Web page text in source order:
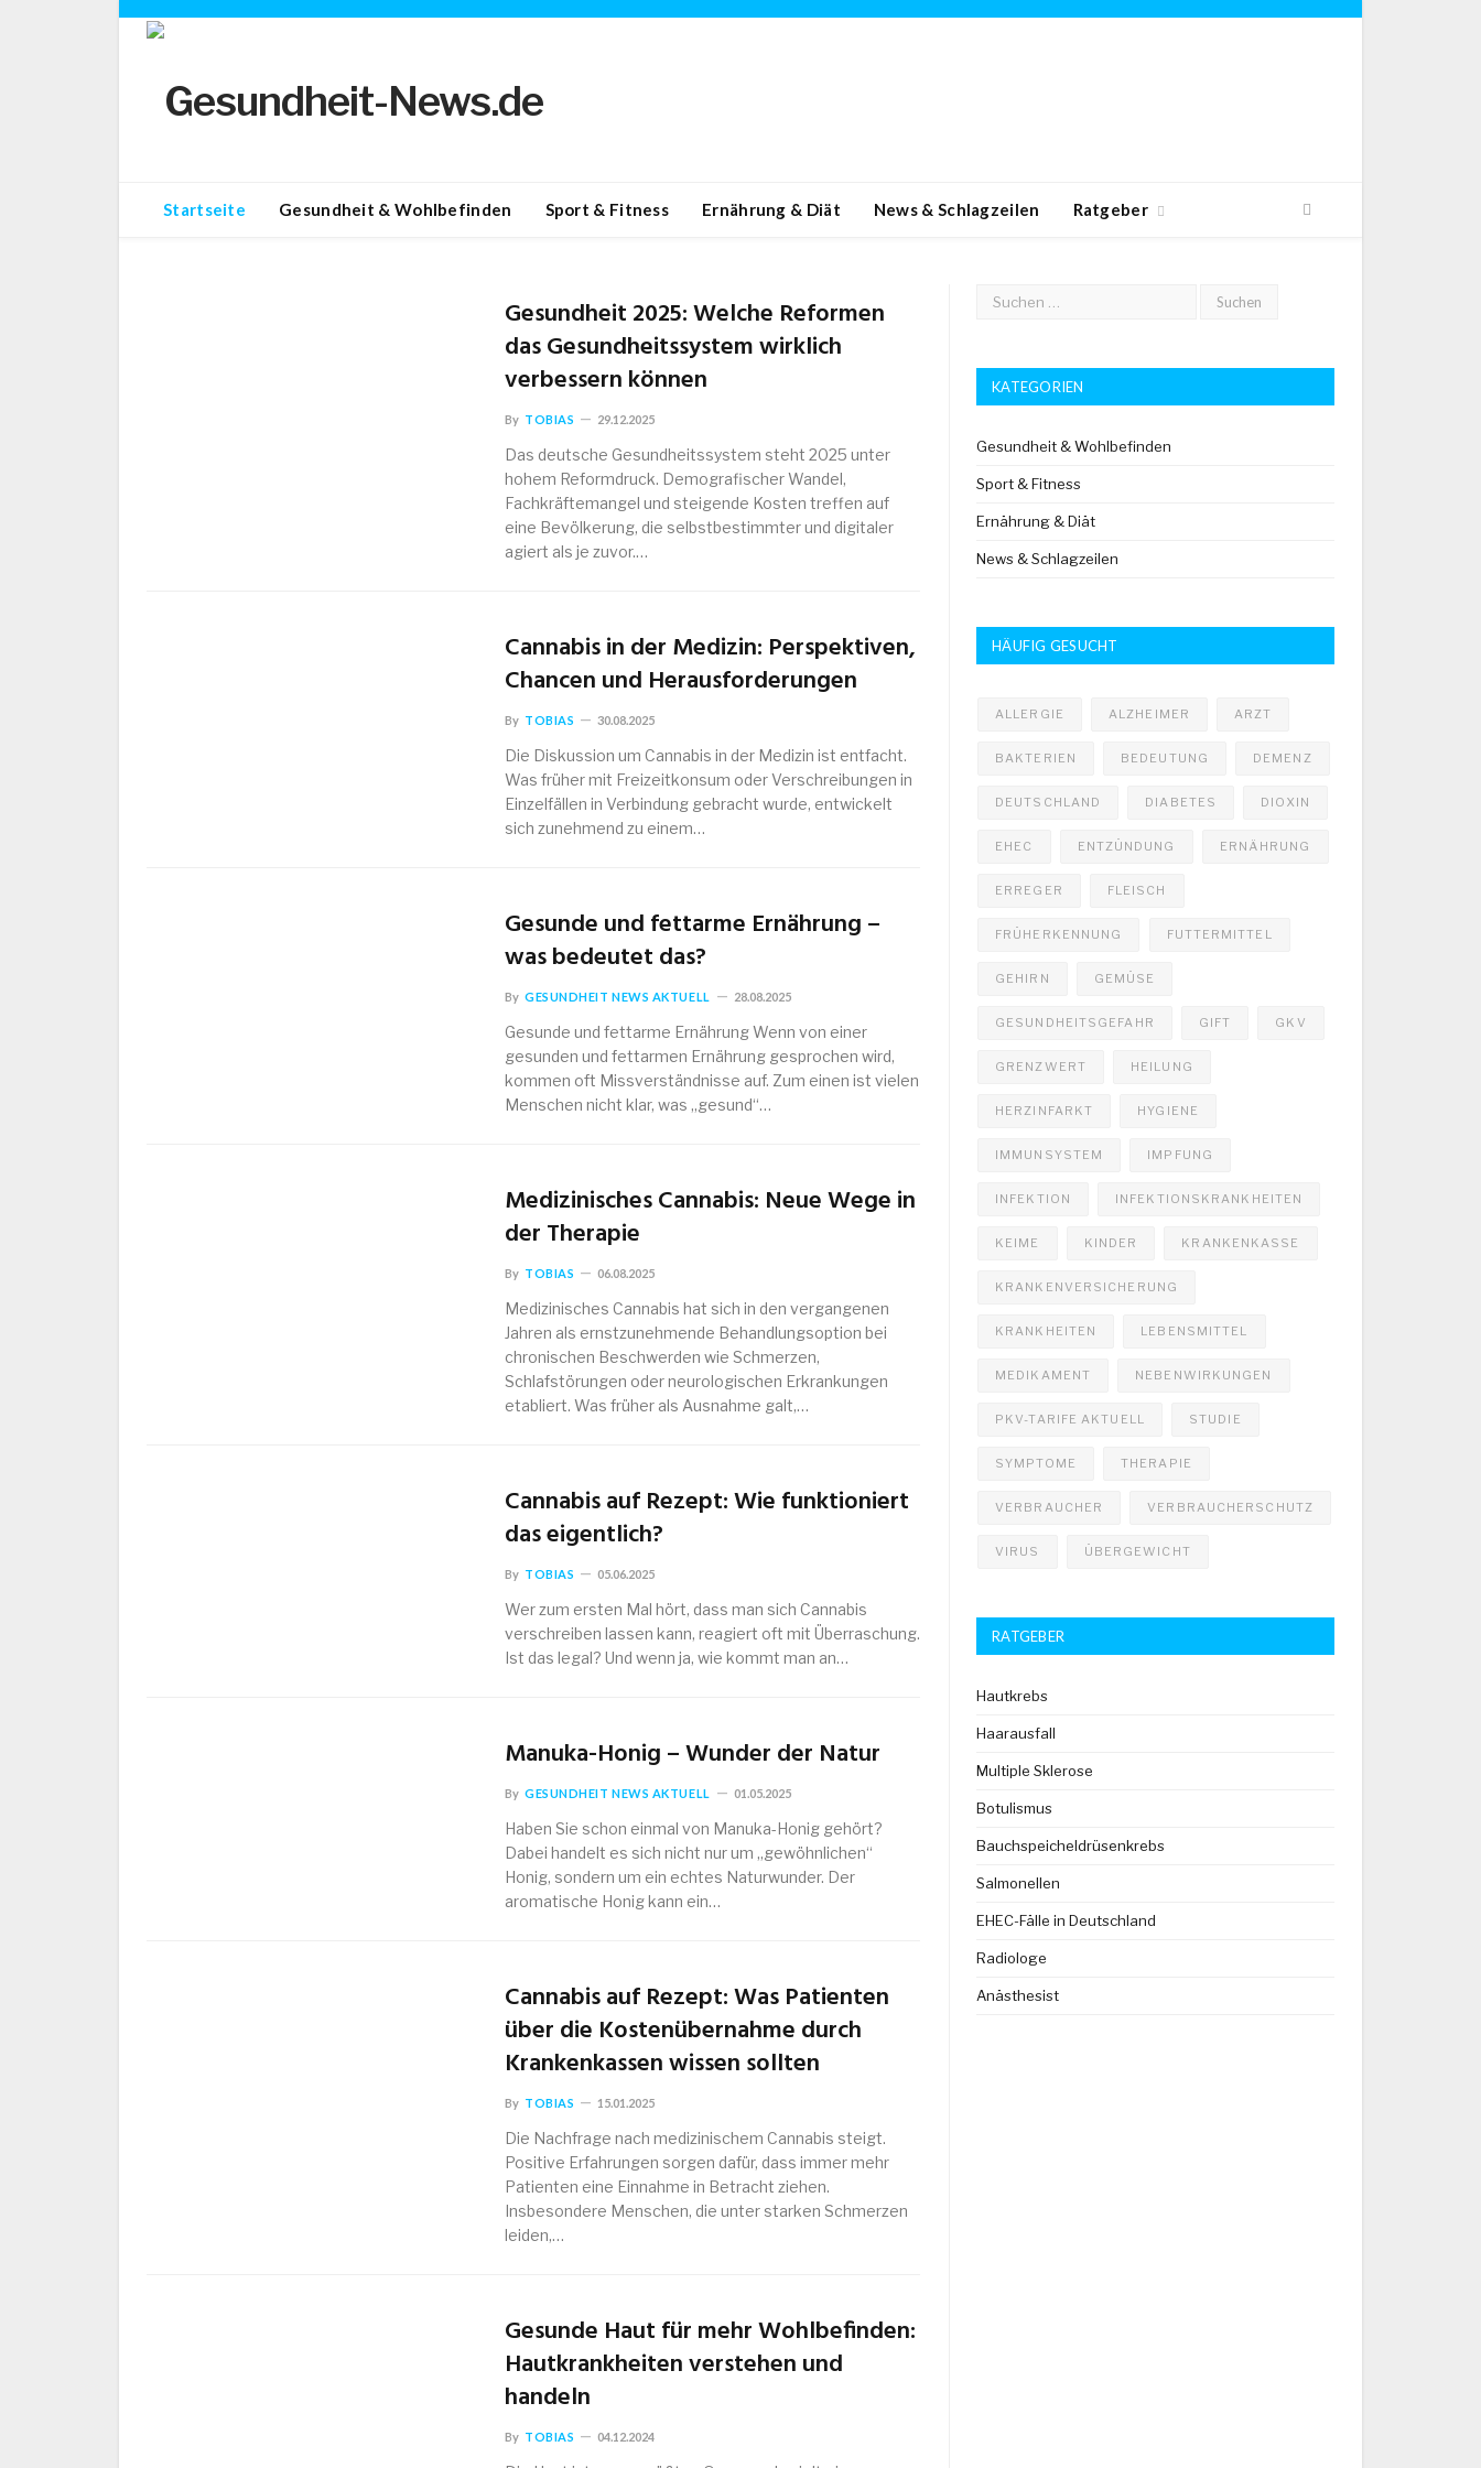
Startseite Gesundheit & Wohlbefinden Sport & Fitness Ernährung & Diät News & Schlagzeilen Ratgeber
Gesundheit 2025: Welche Reformen
das Gesundheitssystem wirklich
verbessern können
By TOBIAS 29.12.2025
Das deutsche Gesundheitssystem steht 2025 unter
hohem Reformdruck. Demografischer Wandel,
Fachkräftemangel und steigende Kosten treffen auf
eine Bevölkerung, die selbstbestimmter und digitaler
agiert als je zuvor.…
Cannabis in der Medizin: Perspektiven,
Chancen und Herausforderungen
By TOBIAS 30.08.2025
Die Diskussion um Cannabis in der Medizin ist entfacht.
Was früher mit Freizeitkonsum oder Verschreibungen in
Einzelfällen in Verbindung gebracht wurde, entwickelt
sich zunehmend zu einem…
Gesunde und fettarme Ernährung –
was bedeutet das?
By GESUNDHEIT NEWS AKTUELL 28.08.2025
Gesunde und fettarme Ernährung Wenn von einer
gesunden und fettarmen Ernährung gesprochen wird,
kommen oft Missverständnisse auf. Zum einen ist vielen
Menschen nicht klar, was „gesund“…
Medizinisches Cannabis: Neue Wege in
der Therapie
By TOBIAS 06.08.2025
Medizinisches Cannabis hat sich in den vergangenen
Jahren als ernstzunehmende Behandlungsoption bei
chronischen Beschwerden wie Schmerzen,
Schlafstörungen oder neurologischen Erkrankungen
etabliert. Was früher als Ausnahme galt,…
Cannabis auf Rezept: Wie funktioniert
das eigentlich?
By TOBIAS 05.06.2025
Wer zum ersten Mal hört, dass man sich Cannabis
verschreiben lassen kann, reagiert oft mit Überraschung.
Ist das legal? Und wenn ja, wie kommt man an…
Manuka-Honig – Wunder der Natur
By GESUNDHEIT NEWS AKTUELL 01.05.2025
Haben Sie schon einmal von Manuka-Honig gehört?
Dabei handelt es sich nicht nur um „gewöhnlichen“
Honig, sondern um ein echtes Naturwunder. Der
aromatische Honig kann ein…
Cannabis auf Rezept: Was Patienten
über die Kostenübernahme durch
Krankenkassen wissen sollten
By TOBIAS 15.01.2025
Die Nachfrage nach medizinischem Cannabis steigt.
Positive Erfahrungen sorgen dafür, dass immer mehr
Patienten eine Einnahme in Betracht ziehen.
Insbesondere Menschen, die unter starken Schmerzen
leiden,…
Gesunde Haut für mehr Wohlbefinden:
Hautkrankheiten verstehen und
handeln
By TOBIAS 04.12.2024
KATEGORIEN
Gesundheit & Wohlbefinden
Sport & Fitness
Ernährung & Diät
News & Schlagzeilen
HÄUFIG GESUCHT
ALLERGIE ALZHEIMER ARZT
BAKTERIEN BEDEUTUNG DEMENZ
DEUTSCHLAND DIABETES DIOXIN
EHEC ENTZÜNDUNG ERNÄHRUNG
ERREGER FLEISCH
FRÜHERKENNUNG FUTTERMITTEL
GEHIRN GEMÜSE
GESUNDHEITSGEFAHR GIFT GKV
GRENZWERT HEILUNG
HERZINFARKT HYGIENE
IMMUNSYSTEM IMPFUNG
INFEKTION INFEKTIONSKRANKHEITEN
KEIME KINDER KRANKENKASSE
KRANKENVERSICHERUNG
KRANKHEITEN LEBENSMITTEL
MEDIKAMENT NEBENWIRKUNGEN
PKV-TARIFE AKTUELL STUDIE
SYMPTOME THERAPIE
VERBRAUCHER VERBRAUCHERSCHUTZ
VIRUS ÜBERGEWICHT
RATGEBER
Hautkrebs
Haarausfall
Multiple Sklerose
Botulismus
Bauchspeicheldrüsenkrebs
Salmonellen
EHEC-Fälle in Deutschland
Radiologe
Anästhesist